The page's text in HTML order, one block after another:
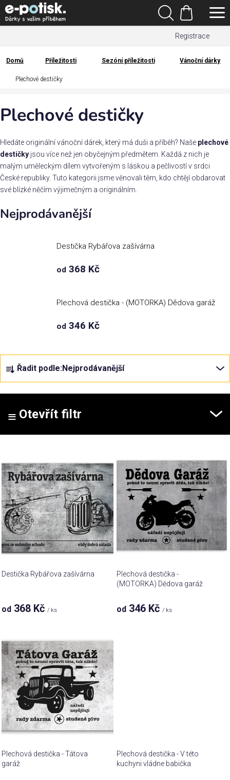
Přejít
na
obsah
Registrace
Hledat
Nákupní
košík
Kategorie
Dárek
pro
Rodina
/
Láska
zájmy a
sport
Domů
Domů Příležitosti Sezóní příležitosti Vánoční dárky
Plechové destičky
Plechové destičky
Hledáte originální vánoční dárek, který má duši a příběh? Naše plechové
destičky jsou více než jen obyčejným předmětem. Každá z nich je
malým uměleckým dílem vytvořeným s láskou a pečlivostí v srdci
České republiky. Tuto kategorii jsme věnovali těm, kdo chtějí obdarovat
své blízké něčím výjimečným a originálním.
Nejprodávanější
Destička Rybářova zašívárna
od 368 Kč
Plechová destička - (MOTORKA) Dědova garáž
od 346 Kč
z
o
d
u
k
t
ů
Řadit podle:Nejprodávanější
Otevřít filtr
ý
p
i
s
p
r
o
d
u
ů
Destička Rybářova zašívárna
od 368 Kč/ ks
Plechová destička -
(MOTORKA) Dědova garáž
od 346 Kč/ ks
Plechová destička - Tátova
garáž
Plechová destička - V této
kuchyni vládne babička